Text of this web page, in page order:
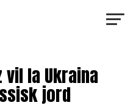
la Ukraina
jord